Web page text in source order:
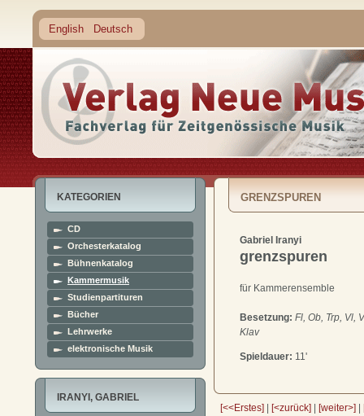
English Deutsch
KATEGORIEN
CD
Orchesterkatalog
Bühnenkatalog
Kammermusik
Studienpartituren
Bücher
Lehrwerke
elektronische Musik
IRANYI, GABRIEL
GRENZSPUREN
Gabriel Iranyi
grenzspuren
für Kammerensemble
Besetzung: Fl, Ob, Trp, Vl,
Klav
Spieldauer: 11'
[<<Erstes] [<zurück] [weiter>]